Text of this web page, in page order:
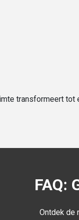
transformeert
FAQ:
Ontdek de